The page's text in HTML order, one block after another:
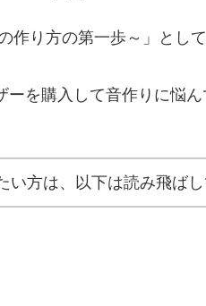
作り方の第一歩～」とし
を購入して音作りに悩ん
い方は、以下は読み飛ばし